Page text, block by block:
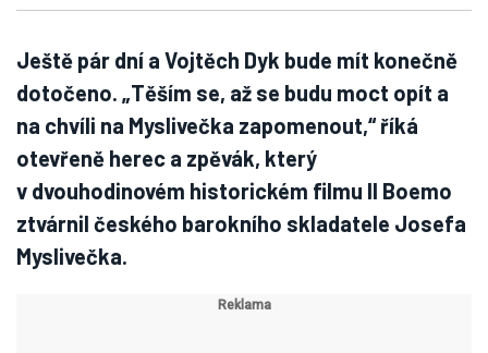
Ještě pár dní a Vojtěch Dyk bude mít konečně
dotočeno. „Těším se, až se budu moct opít a
na chvíli na Myslivečka zapomenout,“ říká
otevřeně herec a zpěvák, který
v dvouhodinovém historickém filmu Il Boemo
ztvárnil českého barokního skladatele Josefa
Myslivečka.